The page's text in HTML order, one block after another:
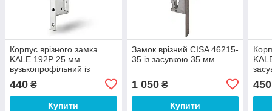
Корпус врізного замка
KALE 192P 25 мм
вузькопрофільний із
440 ₴
Купити
Замок врізний CISA 46215-
35 із засувкою 35 мм
1 050₴
Купити
450